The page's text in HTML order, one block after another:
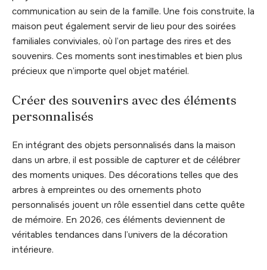
communication au sein de la famille. Une fois construite, la
maison peut également servir de lieu pour des soirées
familiales conviviales, où l’on partage des rires et des
souvenirs. Ces moments sont inestimables et bien plus
précieux que n’importe quel objet matériel.
Créer des souvenirs avec des éléments
personnalisés
En intégrant des objets personnalisés dans la maison
dans un arbre, il est possible de capturer et de célébrer
des moments uniques. Des décorations telles que des
arbres à empreintes ou des ornements photo
personnalisés jouent un rôle essentiel dans cette quête
de mémoire. En 2026, ces éléments deviennent de
véritables tendances dans l’univers de la décoration
intérieure.